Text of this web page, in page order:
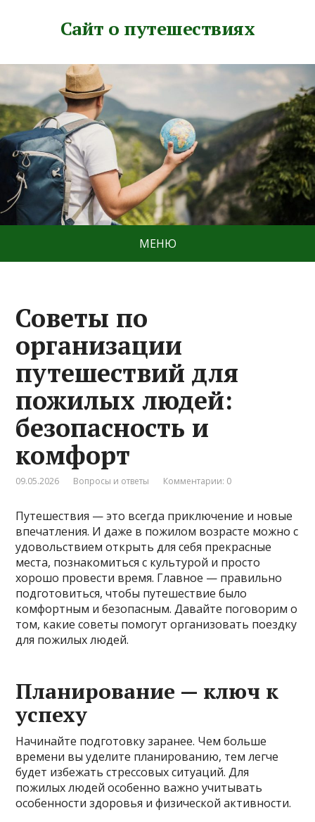
Сайт о путешествиях
МЕНЮ
Советы по
организации
путешествий для
пожилых людей:
безопасность и
комфорт
09.05.2026 Вопросы и ответы Комментарии: 0
Путешествия — это всегда приключение и новые
впечатления. И даже в пожилом возрасте можно с
удовольствием открыть для себя прекрасные
места, познакомиться с культурой и просто
хорошо провести время. Главное — правильно
подготовиться, чтобы путешествие было
комфортным и безопасным. Давайте поговорим о
том, какие советы помогут организовать поездку
для пожилых людей.
Планирование — ключ к
успеху
Начинайте подготовку заранее. Чем больше
времени вы уделите планированию, тем легче
будет избежать стрессовых ситуаций. Для
пожилых людей особенно важно учитывать
особенности здоровья и физической активности.